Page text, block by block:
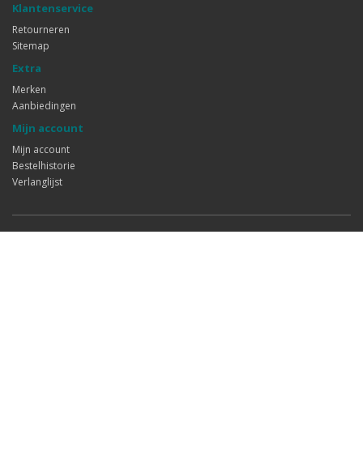
Klantenservice
Retourneren
Sitemap
Extra
Merken
Aanbiedingen
Mijn account
Mijn account
Bestelhistorie
Verlanglijst